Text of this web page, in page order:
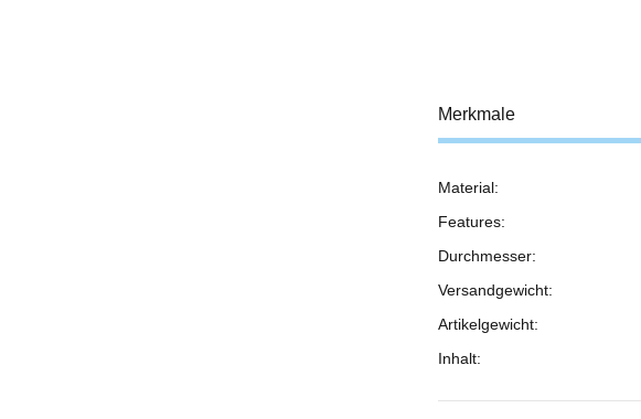
Merkmale
Produkteigenschaft
Wert
Material:
Features:
Durchmesser:
Versandgewicht:
Artikelgewicht:
Inhalt: